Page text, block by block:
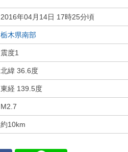
2016年04月14日 17時25分頃
栃木県南部
震度1
北緯 36.6度
東経 139.5度
M2.7
約10km